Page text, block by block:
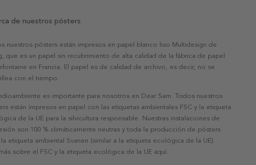
de nuestros pósters
nuestros pósters están impresos en papel blanco liso Multidesign de
que es un papel sin recubrimiento de alta calidad de la fábrica de papel
en Francia. El papel es de calidad de archivo, es decir, no se
con el tiempo.
es importante para nosotros en Dear Sam. Todos nuestros
están impresos en papel con las etiquetas ambientales FSC y la etiqueta
de la UE para la silvicultura responsable. Nuestras instalaciones de
son 100 % climáticamente neutras y toda la producción de pósters
la etiqueta ambiental Svanen (similar a la etiqueta ecológica de la UE).
sobre el FSC y la etiqueta ecológica de la UE aquí.